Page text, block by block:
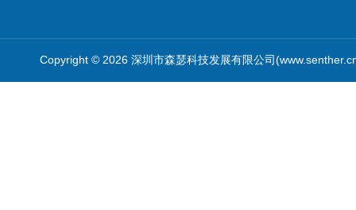
Copyright © 2026 深圳市森瑟科技发展有限公司